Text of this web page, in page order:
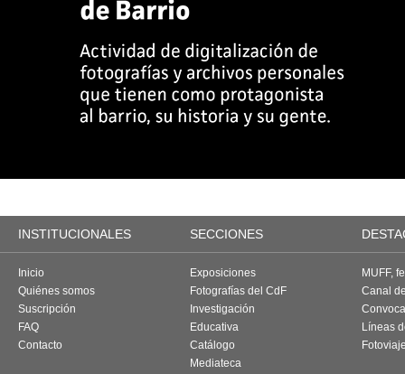
INSTITUCIONALES SECCIONES
Inicio
Quiénes somos
Suscripción
FAQ
Contacto
Exposiciones
Fotografías del CdF
Investigación
Educativa
Catálogo
Mediateca
MUFF,
Canal
Líneas